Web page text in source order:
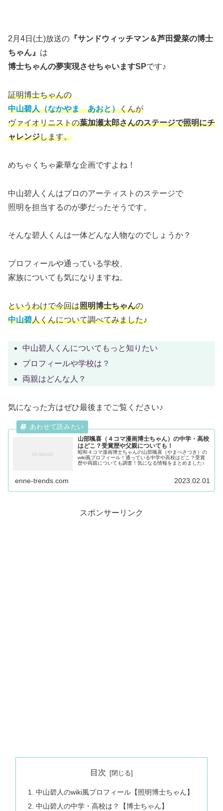
2月4日(土)放送の 『サンドウィッチマン＆芦田愛菜の博士
ちゃん』 は
博士ちゃんの夢実現させちゃいますSPです♪
証明博士ちゃんの
中山碧人（なかやま あおと）くんが
ヴァイオリニストの葉加瀬太郎さんのステージで照明にチ
ャレンジします。
めちゃくちゃ豪華な企画ですよね！
中山碧人くんはプロのアーティストのステージで
照明を担当するのが夢だったそうです。
そんな碧人くんは一体どんな人物なのでしょうか？
プロフィールや通っている学校、
家族についても気になりますね。
というわけで今回は照明博士ちゃんの
中山碧人くんについて調べてみました♪
中山碧人くんについてもっと知りたい
プロフィールや学校は？
両親はどんな人？
気になった方はぜひ最後までご覧ください♪
山部颯喜（４コマ漫画博士ちゃん）の中学・高校
はどこ？受賞歴や父親についても！
昭和４コマ漫画博士ちゃんの山部颯喜（やまべさつき）の
wiki風プロフィール！通っている中学や高校はどこ？受賞
歴や両親についても調査！気になる情報をまとめました♪
enne-trends.com 2023.02.01
スポンサーリンク
目次
中山碧人のwiki風プロフィール【照明博士ちゃん】
中山碧人の中学・高校は？【博士ちゃん】